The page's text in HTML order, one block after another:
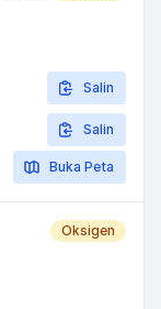
Salin
Salin
Buka Peta
Oksigen